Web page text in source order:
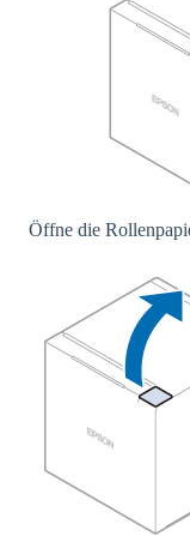
Öffne die